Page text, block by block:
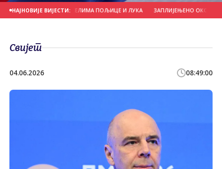
НАЈНОВИЈЕ ВИЈЕСТИ:
ГАСИ ВАТРУ У СЕЛИМА ПОЉИЦЕ И ЛУКА ЗАПЛИЈЕЊЕНО ОКО 85
Свијет
04.06.2026 08:49:00